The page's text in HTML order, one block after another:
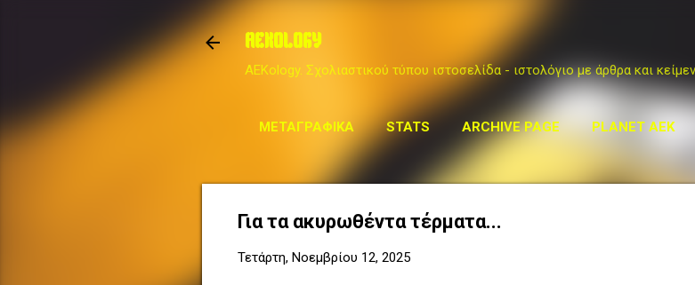
Μετάβαση στο κύριο περιεχόμενο
AEKOLOGY
AEKology. Σχολιαστικού τύπου ιστοσελίδα - ιστολόγιο με άρθρα και
ΜΕΤΑΓΡΑΦΙΚΆ STATS ARCHIVE PAGE PLANET AEK
Για τα ακυρωθέντα τέρματα...
Τετάρτη, Νοεμβρίου 12, 2025